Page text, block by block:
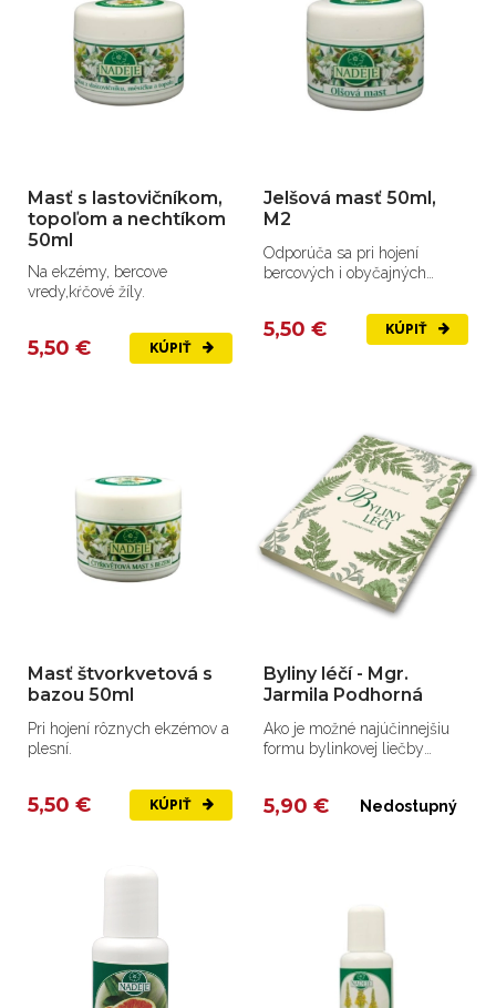
Masť s lastovičníkom,
topoľom a nechtíkom
50ml
Na ekzémy, bercove
vredy,kŕčové žíly.
5,50 € KÚPIŤ
Jelšová masť 50ml,
M2
Odporúča sa pri hojení
bercových i obyčajných
5,50 € KÚPIŤ
Masť štvorkvetová s
bazou 50ml
Pri hojení rôznych ekzémov a
plesní.
5,50 € KÚPIŤ
Byliny léčí - Mgr.
Jarmila Podhorná
Ako je možné najúčinnejšiu
formu bylinkovej liečby
5,90 € Nedostupný